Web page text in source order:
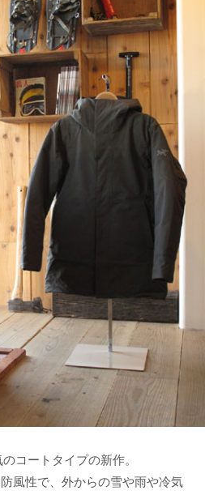
コートタイプの新作。
風性で、外からの雪や雨や冷気